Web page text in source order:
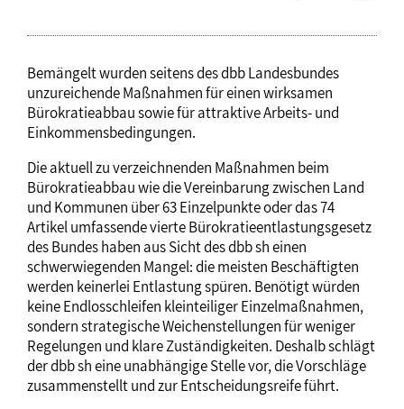
Bemängelt wurden seitens des dbb Landesbundes
unzureichende Maßnahmen für einen wirksamen
Bürokratieabbau sowie für attraktive Arbeits- und
Einkommensbedingungen.
Die aktuell zu verzeichnenden Maßnahmen beim
Bürokratieabbau wie die Vereinbarung zwischen Land
und Kommunen über 63 Einzelpunkte oder das 74
Artikel umfassende vierte Bürokratieentlastungsgesetz
des Bundes haben aus Sicht des dbb sh einen
schwerwiegenden Mangel: die meisten Beschäftigten
werden keinerlei Entlastung spüren. Benötigt würden
keine Endlosschleifen kleinteiliger Einzelmaßnahmen,
sondern strategische Weichenstellungen für weniger
Regelungen und klare Zuständigkeiten. Deshalb schlägt
der dbb sh eine unabhängige Stelle vor, die Vorschläge
zusammenstellt und zur Entscheidungsreife führt.